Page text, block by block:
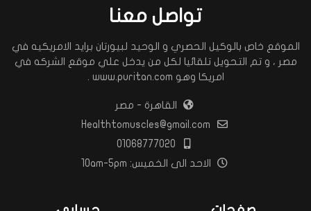
تواصل معنا
الموقع خاص بالوكيل الحصري و الوحيد لبيورتان برايد الامريكيه في
مصر ، و تم التحويل تلقائيا لكل من يدخل علي موقع الشركه في
امريكا وهو www.puritan.com .
القاهرة - مصر
الاحد الى الخميس: 10am-5pm